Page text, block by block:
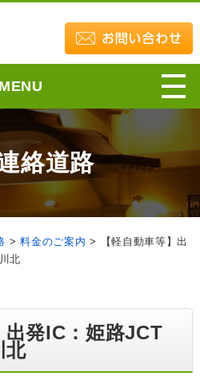
MENU
絡道路
>料金のご案内 >
【軽自動車等】出
北
出発IC：姫路JCT
北